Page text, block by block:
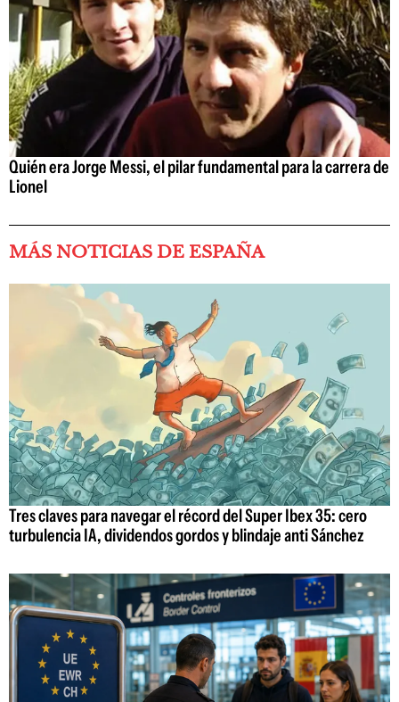
Quién era Jorge Messi, el pilar fundamental para la carrera de
Lionel
MÁS NOTICIAS DE ESPAÑA
Tres claves para navegar el récord del Super Ibex 35: cero
turbulencia IA, dividendos gordos y blindaje anti Sánchez